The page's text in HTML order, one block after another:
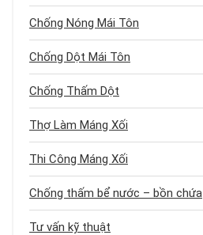
Chống Nóng Mái Tôn
Chống Dột Mái Tôn
Chống Thấm Dột
Thợ Làm Máng Xối
Thi Công Máng Xối
Chống thấm bể nước – bồn chứa
Tư vấn kỹ thuật